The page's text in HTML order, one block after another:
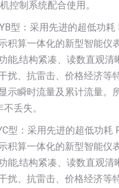
控制系统配合使用。
型：采用先进的超低功
积算一体化的新型智能仪
能,结构紧凑、读数直观清
扰、抗雷击、价格经济等
示瞬时流量及累计流量。
丢失。
型：采用先进的超低功耗
积算一体化的新型智能仪
能,结构紧凑、读数直观清
扰、抗雷击、价格经济等